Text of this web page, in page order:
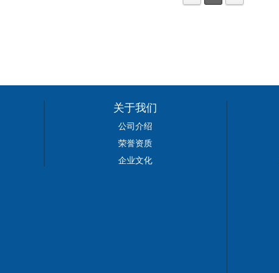
关于我们
公司介绍
荣誉资质
企业文化